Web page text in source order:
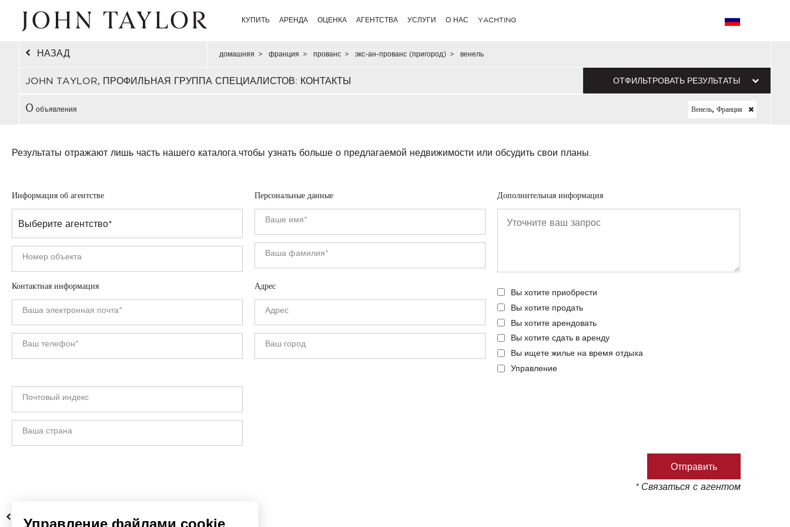
КУПИТЬ АРЕНДА ОЦЕНКА АГЕНТСТВА УСЛУГИ О НАС YACHTING
НАЗАД домашняя > франция > прованс > экс-ан-прованс (пригород) > венель
JOHN TAYLOR, ПРОФИЛЬНАЯ ГРУППА СПЕЦИАЛИСТОВ: КОНТАКТЫ ОТФИЛЬТРОВАТЬ РЕЗУЛЬТАТЫ
0 объявления Венель, Франция
Результаты отражают лишь часть нашего каталога. чтобы узнать больше о предлагаемой недвижимости или обсудить свои планы.
Информация об агентстве Персональные данные
Контактная информация Адрес
Дополнительная информация
Вы хотите приобрести
Вы хотите продать
Вы хотите арендовать
Вы хотите сдать в аренду
Вы ищете жилье на время отдыха
Управление
* Связаться с агентом
НАЗАД
Управление файлами cookie